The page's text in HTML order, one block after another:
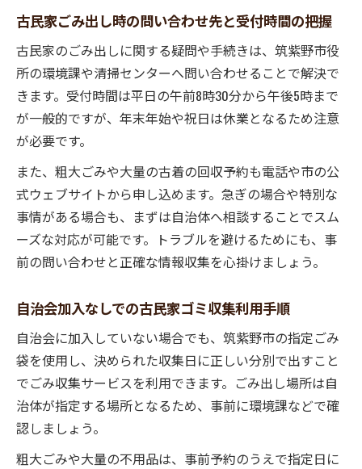
古民家ごみ出し時の問い合わせ先と受付時間の把握
古民家のごみ出しに関する疑問や手続きは、筑紫野市役
所の環境課や清掃センターへ問い合わせることで解決で
きます。受付時間は平日の午前8時30分から午後5時まで
が一般的ですが、年末年始や祝日は休業となるため注意
が必要です。
また、粗大ごみや大量の古着の回収予約も電話や市の公
式ウェブサイトから申し込めます。急ぎの場合や特別な
事情がある場合も、まずは自治体へ相談することでスム
ーズな対応が可能です。トラブルを避けるためにも、事
前の問い合わせと正確な情報収集を心掛けましょう。
自治会加入なしでの古民家ゴミ収集利用手順
自治会に加入していない場合でも、筑紫野市の指定ごみ
袋を使用し、決められた収集日に正しい分別で出すこと
でごみ収集サービスを利用できます。ごみ出し場所は自
治体が指定する場所となるため、事前に環境課などで確
認しましょう。
粗大ごみや大量の不用品は、事前予約のうえで指定日に